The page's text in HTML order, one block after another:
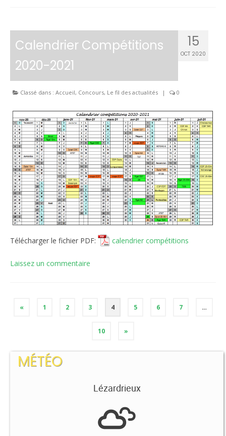
15
OCT 2020
Calendrier Compétitions
2020-2021
Classé dans : Accueil, Concours, Le fil des actualités | 0
Télécharger le fichier PDF: calendrier compétitions
Laissez un commentaire
« 1 2 3 4 5 6 7 …
10 »
MÉTÉO
Lézardrieux